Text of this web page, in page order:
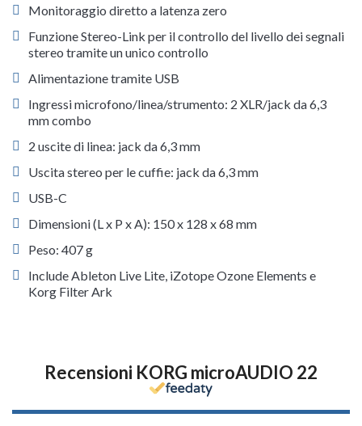
Monitoraggio diretto a latenza zero
Funzione Stereo-Link per il controllo del livello dei segnali
stereo tramite un unico controllo
Alimentazione tramite USB
Ingressi microfono/linea/strumento: 2 XLR/jack da 6,3
mm combo
2 uscite di linea: jack da 6,3 mm
Uscita stereo per le cuffie: jack da 6,3 mm
USB-C
Dimensioni (L x P x A): 150 x 128 x 68 mm
Peso: 407 g
Include Ableton Live Lite, iZotope Ozone Elements e
Korg Filter Ark
Recensioni KORG microAUDIO 22